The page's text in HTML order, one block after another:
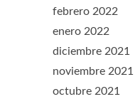
febrero 2022
enero 2022
diciembre 2021
noviembre 2021
octubre 2021